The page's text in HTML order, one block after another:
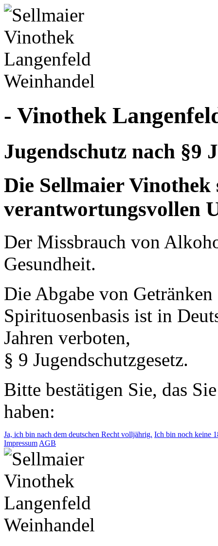
- Vinothek
Jugendschutz nach §9
Die Sellmaier Vinothek
verantwortungsvollen
Der Missbrauch von
Gesundheit.
Die Abgabe von
Spirituosenbasis ist in
Jahren verboten,
§ 9 Jugendschutzgesetz.
Bitte bestätigen Sie, das
haben:
Ja, ich bin nach dem deutschen Recht volljährig. Ich bin noch keine
Impressum AGB